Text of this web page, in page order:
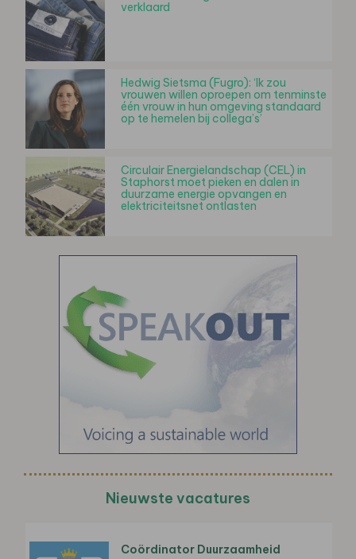
verklaard
Hedwig Sietsma (Fugro): ‘Ik zou
vrouwen willen oproepen om tenminste
één vrouw in hun omgeving standaard
op te hemelen bij collega’s’
Circulair Energielandschap (CEL) in
Staphorst moet pieken en dalen in
duurzame energie opvangen en
elektriciteitsnet ontlasten
Nieuwste vacatures
Coördinator Duurzaamheid